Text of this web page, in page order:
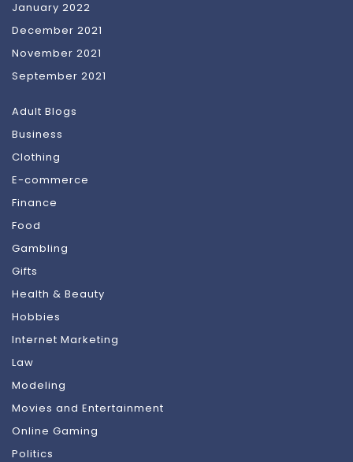
January 2022
December 2021
November 2021
September 2021
Adult Blogs
Business
Clothing
E-commerce
Finance
Food
Gambling
Gifts
Health & Beauty
Hobbies
Internet Marketing
Law
Modeling
Movies and Entertainment
Online Gaming
Politics